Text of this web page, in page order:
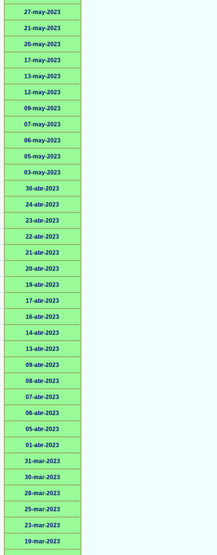
27-may-2023
21-may-2023
20-may-2023
17-may-2023
13-may-2023
12-may-2023
09-may-2023
07-may-2023
06-may-2023
05-may-2023
03-may-2023
30-abr-2023
24-abr-2023
23-abr-2023
22-abr-2023
21-abr-2023
20-abr-2023
19-abr-2023
17-abr-2023
16-abr-2023
14-abr-2023
13-abr-2023
09-abr-2023
08-abr-2023
07-abr-2023
06-abr-2023
05-abr-2023
01-abr-2023
31-mar-2023
30-mar-2023
28-mar-2023
25-mar-2023
23-mar-2023
19-mar-2023